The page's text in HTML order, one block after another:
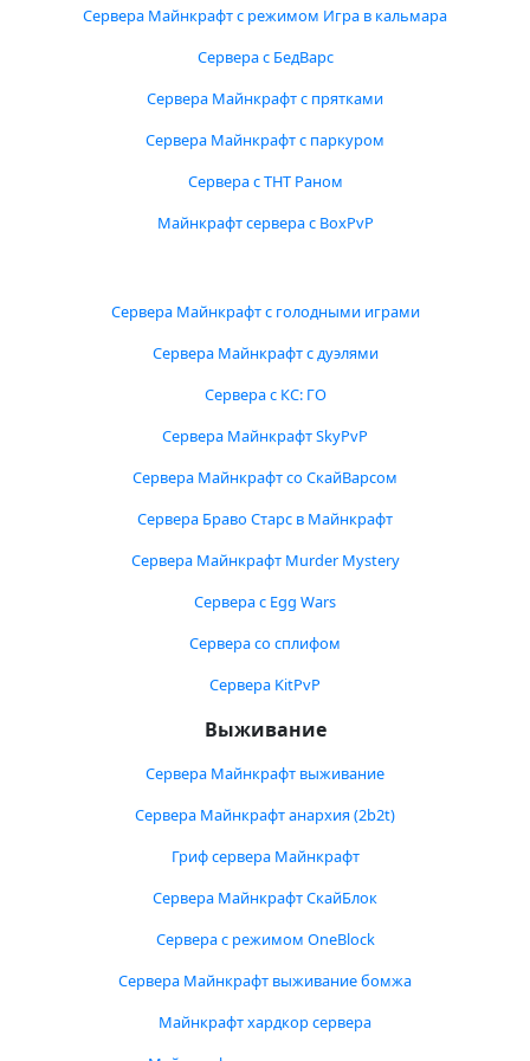
Сервера Майнкрафт с режимом Игра в кальмара
Сервера с БедВарс
Сервера Майнкрафт с прятками
Сервера Майнкрафт с паркуром
Сервера с ТНТ Раном
Майнкрафт сервера с BoxPvP
Сервера Майнкрафт с голодными играми
Сервера Майнкрафт с дуэлями
Сервера с КС: ГО
Сервера Майнкрафт SkyPvP
Сервера Майнкрафт со СкайВарсом
Сервера Браво Старс в Майнкрафт
Сервера Майнкрафт Murder Mystery
Сервера с Egg Wars
Сервера со сплифом
Сервера KitPvP
Выживание
Сервера Майнкрафт выживание
Сервера Майнкрафт анархия (2b2t)
Гриф сервера Майнкрафт
Сервера Майнкрафт СкайБлок
Сервера с режимом OneBlock
Сервера Майнкрафт выживание бомжа
Майнкрафт хардкор сервера